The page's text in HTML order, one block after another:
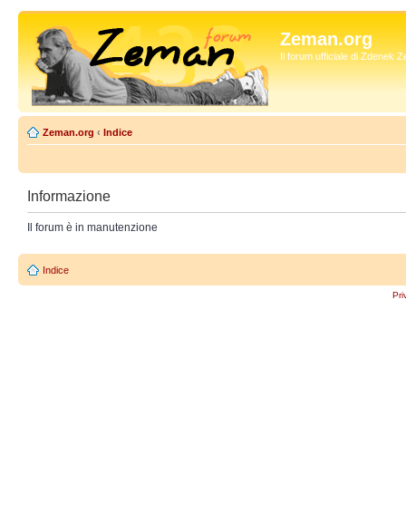
Zeman.org
Il forum ufficiale di Zdenek
Zeman.org ‹ Indice
Informazione
Il forum è in manutenzione
Indice